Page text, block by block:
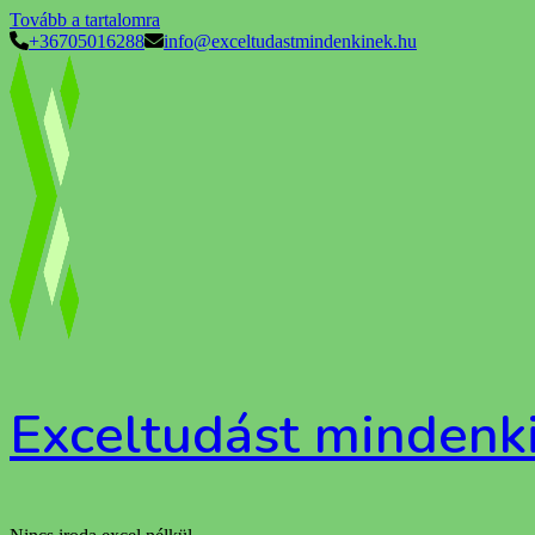
Tovább a tartalomra
+36705016288
info@exceltudastmindenkinek.hu
Exceltudást